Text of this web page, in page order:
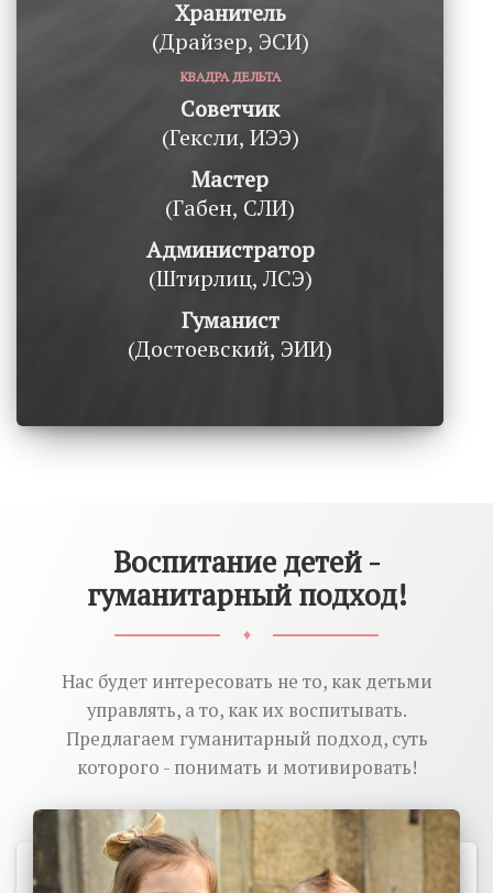
Хранитель
(Драйзер, ЭСИ)
КВАДРА ДЕЛЬТА
Советчик
(Гексли, ИЭЭ)
Мастер
(Габен, СЛИ)
Администратор
(Штирлиц, ЛСЭ)
Гуманист
(Достоевский, ЭИИ)
Воспитание детей -
гуманитарный подход!
♦
Нас будет интересовать не то, как детьми
управлять, а то, как их воспитывать.
Предлагаем гуманитарный подход, суть
которого - понимать и мотивировать!